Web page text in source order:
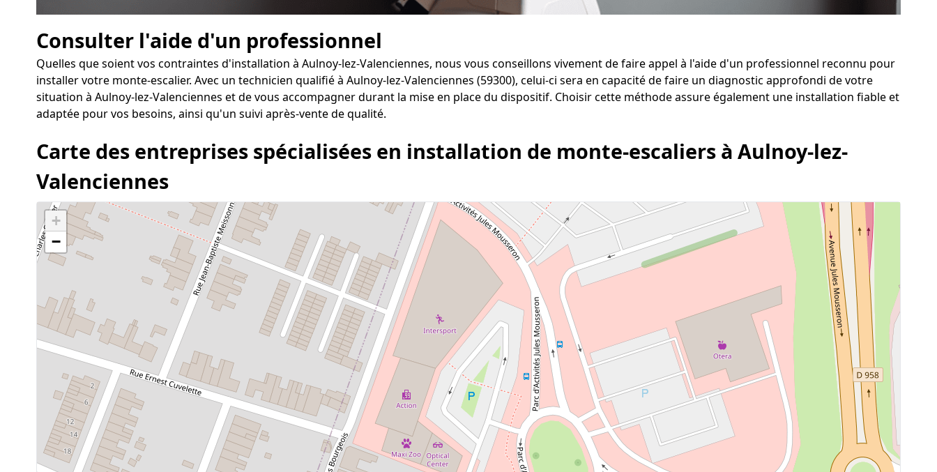
Consulter l'aide d'un professionnel
Quelles que soient vos contraintes d'installation à Aulnoy-lez-Valenciennes, nous vous conseillons vivement de faire appel à l'aide d'un professionnel reconnu pour
installer votre monte-escalier. Avec un technicien qualifié à Aulnoy-lez-Valenciennes (59300), celui-ci sera en capacité de faire un diagnostic approfondi de votre
situation à Aulnoy-lez-Valenciennes et de vous accompagner durant la mise en place du dispositif. Choisir cette méthode assure également une installation fiable et
adaptée pour vos besoins, ainsi qu'un suivi après-vente de qualité.
Carte des entreprises spécialisées en installation de monte-escaliers à Aulnoy-lez-
Valenciennes
+
−